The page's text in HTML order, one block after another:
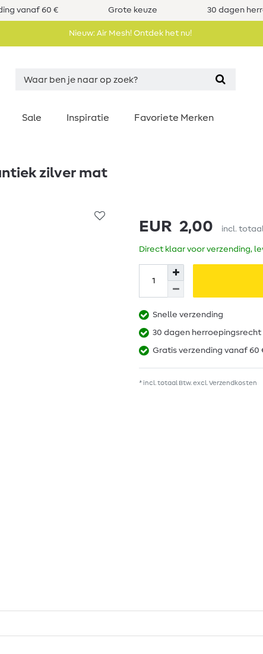
vanaf 60 € Grote keuze 30 dagen
Nieuw: Air Mesh! Ontdek het nu!
Sale Inspiratie Favoriete Merken
zilver mat
EUR 2,00 incl.
Direct klaar voor verzending,
Snelle verzending
30 dagen herroepingsrecht
Gratis verzending vanaf 60
* incl. totaal Btw. excl. Verzendkosten